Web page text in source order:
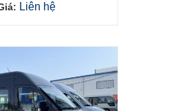
Liên hệ